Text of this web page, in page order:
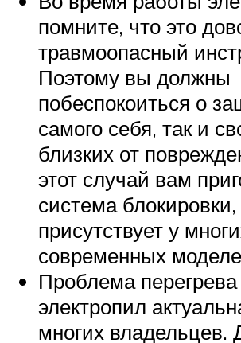
помните, что это
травмоопасный
Поэтому вы должны
побеспокоиться о
самого себя, так и
близких от
этот случай вам
система блокировки,
присутствует у
современных
Проблема перегрева
электропил
многих владельцев.